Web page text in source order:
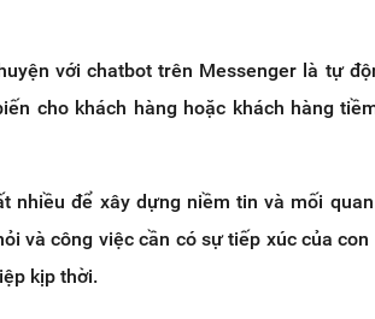
với chatbot trên Messenger là tự
cho khách hàng hoặc khách hàng
nhiều để xây dựng niềm tin và mối
và công việc cần có sự tiếp xúc của
kịp thời.